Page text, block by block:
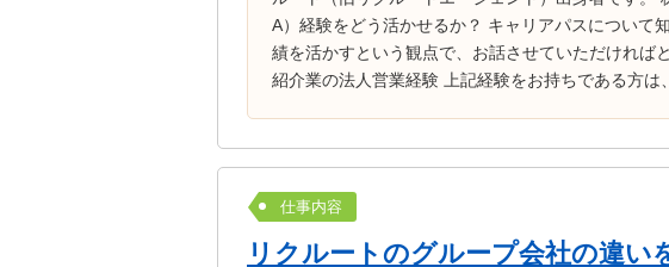
A）経験をどう活かせるか？ キャリアパスについて
績を活かすという観点で、お話させていただければ
紹介業の法人営業経験 上記経験をお持ちである方は
仕事内容
リクルートのグループ会社の違い